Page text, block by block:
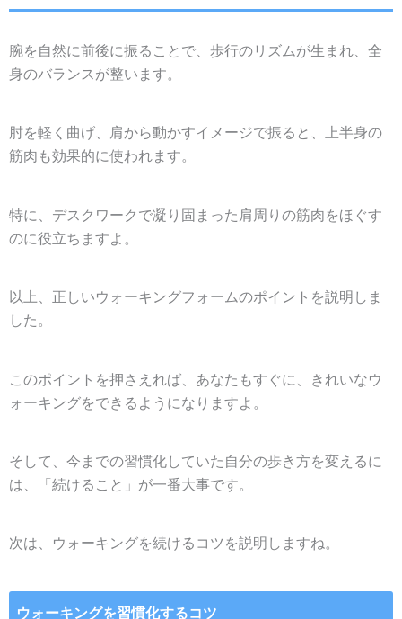
腕を自然に前後に振ることで、歩行のリズムが生まれ、全
身のバランスが整います。
肘を軽く曲げ、肩から動かすイメージで振ると、上半身の
筋肉も効果的に使われます。
特に、デスクワークで凝り固まった肩周りの筋肉をほぐす
のに役立ちますよ。
以上、正しいウォーキングフォームのポイントを説明しま
した。
このポイントを押さえれば、あなたもすぐに、きれいなウ
ォーキングをできるようになりますよ。
そして、今までの習慣化していた自分の歩き方を変えるに
は、「続けること」が一番大事です。
次は、ウォーキングを続けるコツを説明しますね。
ウォーキングを習慣化するコツ